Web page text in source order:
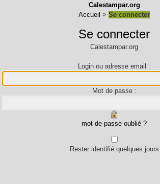
Calestampar.org
Accueil > Se connecter
Se connecter
Calestampar.org
Login ou adresse email :
Mot de passe :
mot de passe oublié ?
Rester identifié quelques jours